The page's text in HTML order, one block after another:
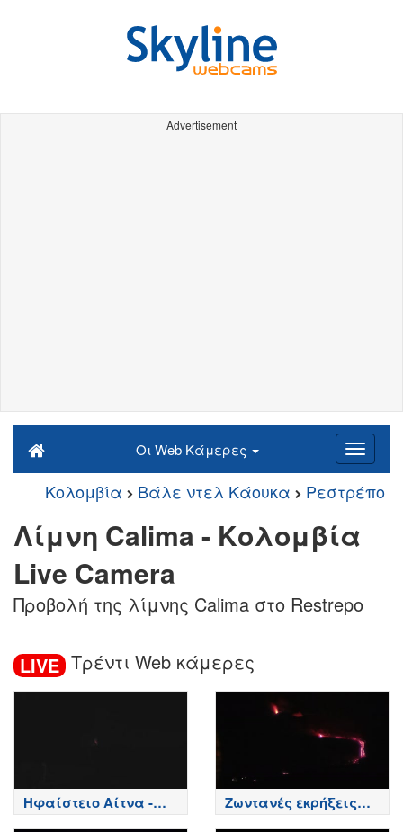
Advertisement
Οι Web Κάμερες
Κολομβία Βάλε ντελ Κάουκα Ρεστρέπο
Λίμνη Calima - Κολομβία
Live Camera
Προβολή της λίμνης Calima στο Restrepo
LIVE Τρέντι Web κάμερες
Ηφαίστειο Αίτνα -
Κορυφή κρατήρων,
Ζωντανές εκρήξεις
της Αίτνας